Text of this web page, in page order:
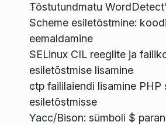
Tõstutundmatu
Scheme esiletõstmine:
eemaldamine
SELinux CIL reeglite ja
esiletõstmise lisamine
ctp faililaiendi lisamine PHP
esiletõstmisse
Yacc/Bison: sümboli $